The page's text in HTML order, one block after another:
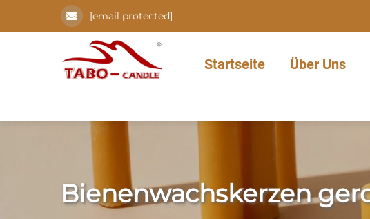
[email protected]
Startseite Über Uns
Bienenwachskerzen